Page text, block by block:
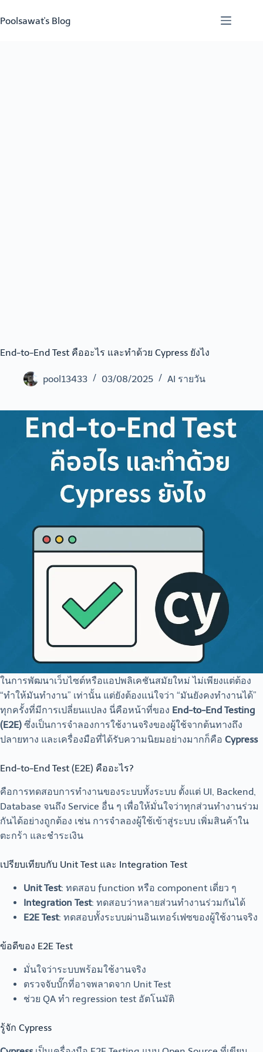
to
content
Poolsawat's Blog
End-to-End Test คืออะไร และทำด้วย Cypress ยังไง
pool13433 03/08/2025 AI รายวัน
ในการพัฒนาเว็บไซต์หรือแอปพลิเคชันสมัยใหม่ ไม่เพียงแต่ต้อง
“ทำให้มันทำงาน” เท่านั้น แต่ยังต้องแน่ใจว่า “มันยังคงทำงานได้”
ทุกครั้งที่มีการเปลี่ยนแปลง นี่คือหน้าที่ของ End-to-End Testing
(E2E) ซึ่งเป็นการจำลองการใช้งานจริงของผู้ใช้จากต้นทางถึง
ปลายทาง และเครื่องมือที่ได้รับความนิยมอย่างมากก็คือ Cypress
End-to-End Test (E2E) คืออะไร?
คือการทดสอบการทำงานของระบบทั้งระบบ ตั้งแต่ UI, Backend,
Database จนถึง Service อื่น ๆ เพื่อให้มั่นใจว่าทุกส่วนทำงานร่วม
กันได้อย่างถูกต้อง เช่น การจำลองผู้ใช้เข้าสู่ระบบ เพิ่มสินค้าใน
ตะกร้า และชำระเงิน
เปรียบเทียบกับ Unit Test และ Integration Test
Unit Test: ทดสอบ function หรือ component เดี่ยว ๆ
Integration Test: ทดสอบว่าหลายส่วนทำงานร่วมกันได้
E2E Test: ทดสอบทั้งระบบผ่านอินเทอร์เฟซของผู้ใช้งานจริง
ข้อดีของ E2E Test
มั่นใจว่าระบบพร้อมใช้งานจริง
ตรวจจับบั๊กที่อาจพลาดจาก Unit Test
ช่วย QA ทำ regression test อัตโนมัติ
รู้จัก Cypress